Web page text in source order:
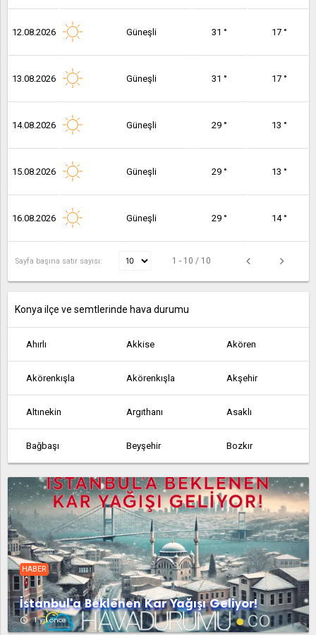
12.08.2026 Güneşli 31 ° 17 °
13.08.2026 Güneşli 31 ° 17 °
14.08.2026 Güneşli 29 ° 13 °
15.08.2026 Güneşli 29 ° 13 °
16.08.2026 Güneşli 29 ° 14 °
Sayfa başına satır sayısı: 1 - 10 / 10
Konya ilçe ve semtlerinde hava durumu
Ahırlı Akkise Akören
Akörenkışla Akörenkışla Akşehir
Altınekin Argıthanı Asaklı
Bağbaşı Beyşehir Bozkır
Çakmak Çeltik Çeşmelisebil
Cihanbeyli Çumra Derbent
Derebucak Dineksaray Doğanbey
Doğanhisar Dokuzatlı Emirgazi
Ereğli Gölören Hadim
HABER
İstanbul'a Beklenen Kar Yağışı Geliyor!
access_time 1 yıl önce